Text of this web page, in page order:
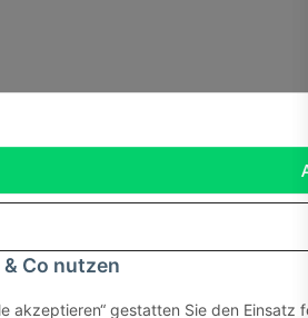
Co nutzen
akzeptieren“ gestatten Sie den